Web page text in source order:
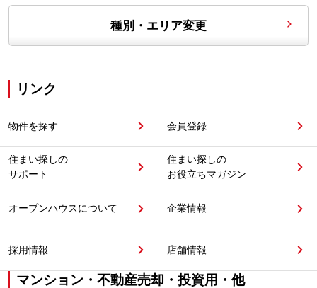
種別・エリア変更
リンク
物件を探す 会員登録
住まい探しの
サポート
住まい探しの
お役立ちマガジン
オープンハウスについて 企業情報
採用情報 店舗情報
マンション・不動産売却・投資用・他